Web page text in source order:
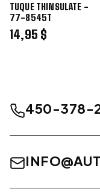
TUQUE THINSULATE -
77-8545T
14,95 $
450-378-